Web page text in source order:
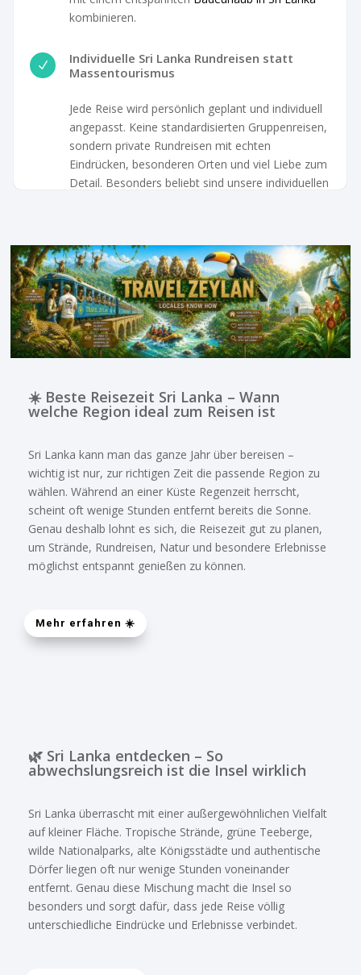
kombinieren.
N
Individuelle Sri Lanka Rundreisen statt
Massentourismus
Jede Reise wird persönlich geplant und individuell
angepasst. Keine standardisierten Gruppenreisen,
sondern private Rundreisen mit echten
Eindrücken, besonderen Orten und viel Liebe zum
Detail. Besonders beliebt sind unsere individuellen
N Familienreisen mit echten Erlebnissen
Sri Lanka eignet sich hervorragend für
Familienreisen mit Kindern. Wir gestalten
entspannte und abwechslungsreiche Rundreisen
authentischen Begegnungen. Besonders gefragt
sind unsere Reisen wie die7 Tage
N Abenteuer, Wildlife & besondere Erlebnisse
Sri Lanka bietet perfekte Möglichkeiten für
Abenteuerreisen, Wildlife-Erlebnisse und aktive
Rundreisen. Erleben Sie spannende Safaris in
oder Wilpattu Nationalparks
Persönliche Betreuung von Anfang bis Ende
Von der ersten Anfrage bis zur Abreise stehen wir
Ihnen persönlich zur Seite. Wir kümmern uns um
Planung, Organisation und viele kleine Details,
damit Sie Sri Lanka entspannt, authentisch und
stressfrei erleben können. Auf Wunsch
organisieren wir auch einen erfahrenen
Privatfahrer in Sri Lankafür Ihre gesamte Reise.
☀️ Beste Reisezeit Sri Lanka – Wann
welche Region ideal zum Reisen ist
Sri Lanka kann man das ganze Jahr über bereisen –
wichtig ist nur, zur richtigen Zeit die passende Region zu
wählen. Während an einer Küste Regenzeit herrscht,
scheint oft wenige Stunden entfernt bereits die Sonne.
Genau deshalb lohnt es sich, die Reisezeit gut zu planen,
um Strände, Rundreisen, Natur und besondere Erlebnisse
möglichst entspannt genießen zu können.
Mehr erfahren ☀️
🌿 Sri Lanka entdecken – So
abwechslungsreich ist die Insel wirklich
Sri Lanka überrascht mit einer außergewöhnlichen Vielfalt
auf kleiner Fläche. Tropische Strände, grüne Teeberge,
wilde Nationalparks, alte Königsstädte und authentische
Dörfer liegen oft nur wenige Stunden voneinander
entfernt. Genau diese Mischung macht die Insel so
besonders und sorgt dafür, dass jede Reise völlig
unterschiedliche Eindrücke und Erlebnisse verbindet.